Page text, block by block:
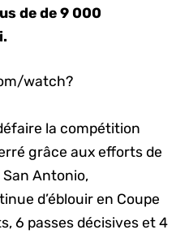
de de 9 000
watch?
la compétition
grâce aux efforts de
San Antonio,
d’éblouir en Coupe
6 passes décisives et 4